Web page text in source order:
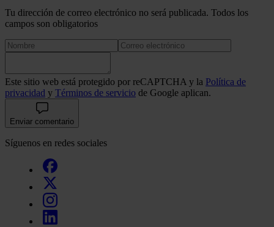
Tu dirección de correo electrónico no será publicada. Todos los
campos son obligatorios
Este sitio web está protegido por reCAPTCHA y la Política de
privacidad y Términos de servicio de Google aplican.
Enviar comentario
Síguenos en redes sociales